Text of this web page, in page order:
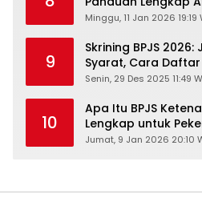
Minggu, 11 Jan 2026 19:19
9
Skrining BPJS
Syarat, Cara
Kesehatan Gratis
Senin, 29 Des 2025 11:49
10
Apa Itu BPJS
Lengkap untuk
Jumat, 9 Jan 2026 20:10